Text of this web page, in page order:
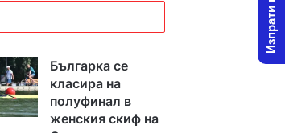
Българка се
класира на
полуфинал в
женския скиф на